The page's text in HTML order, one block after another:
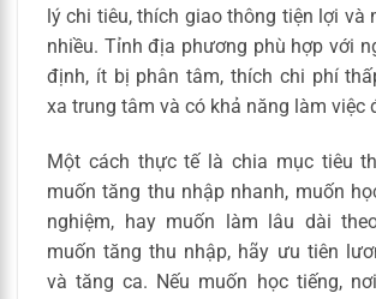
lý chi tiêu, thích giao thông tiện lợi và
nhiều. Tỉnh địa phương phù hợp với
định, ít bị phân tâm, thích chi phí
xa trung tâm và có khả năng làm việc
Một cách thực tế là chia mục tiêu
muốn tăng thu nhập nhanh, muốn
nghiệm, hay muốn làm lâu dài
muốn tăng thu nhập, hãy ưu tiên
và tăng ca. Nếu muốn học tiếng,